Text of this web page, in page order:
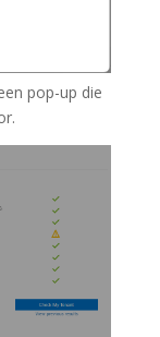
pop-up die